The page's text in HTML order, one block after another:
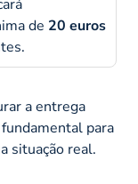
de 20 euros
a entrega
para
situação real.